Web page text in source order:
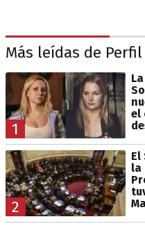
Más leídas de Perfil
1
el
2
El
la